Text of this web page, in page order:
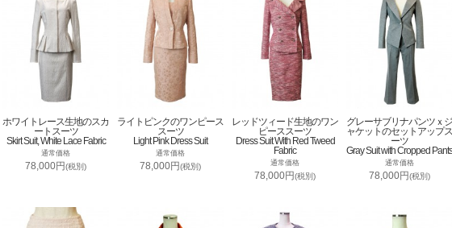
ホワイトレース生地のスカ
ートスーツ
Skirt Suit, White Lace Fabric
通常価格
78,000円(税別)
ライトピンクのワンピース
スーツ
Light Pink Dress Suit
通常価格
78,000円(税別)
レッドツィード生地のワン
ピーススーツ
Dress Suit With Red Tweed
Fabric
通常価格
78,000円(税別)
グレーサブリナパンツｘジ
ャケットのセットアップス
ーツ
Gray Suit with Cropped Pants
通常価格
78,000円(税別)